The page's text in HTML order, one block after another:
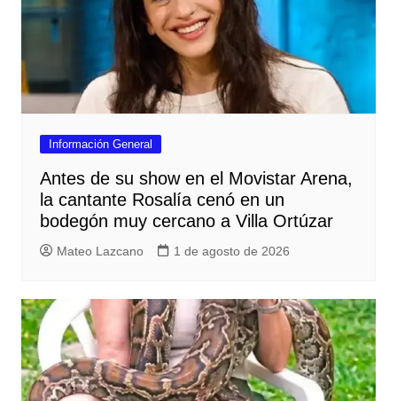
Información General
Antes de su show en el Movistar Arena,
la cantante Rosalía cenó en un
bodegón muy cercano a Villa Ortúzar
Mateo Lazcano 1 de agosto de 2026